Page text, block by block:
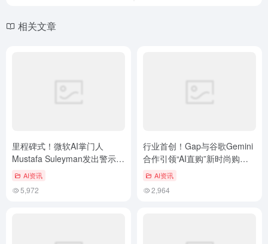
相关文章
里程碑式！微软AI掌门人
Mustafa Suleyman发出警示：
别把“对齐”当“控制”，…
AI资讯
5,972
行业首创！Gap与谷歌Gemini
合作引领“AI直购”新时尚购物
潮流AI资讯
2,964